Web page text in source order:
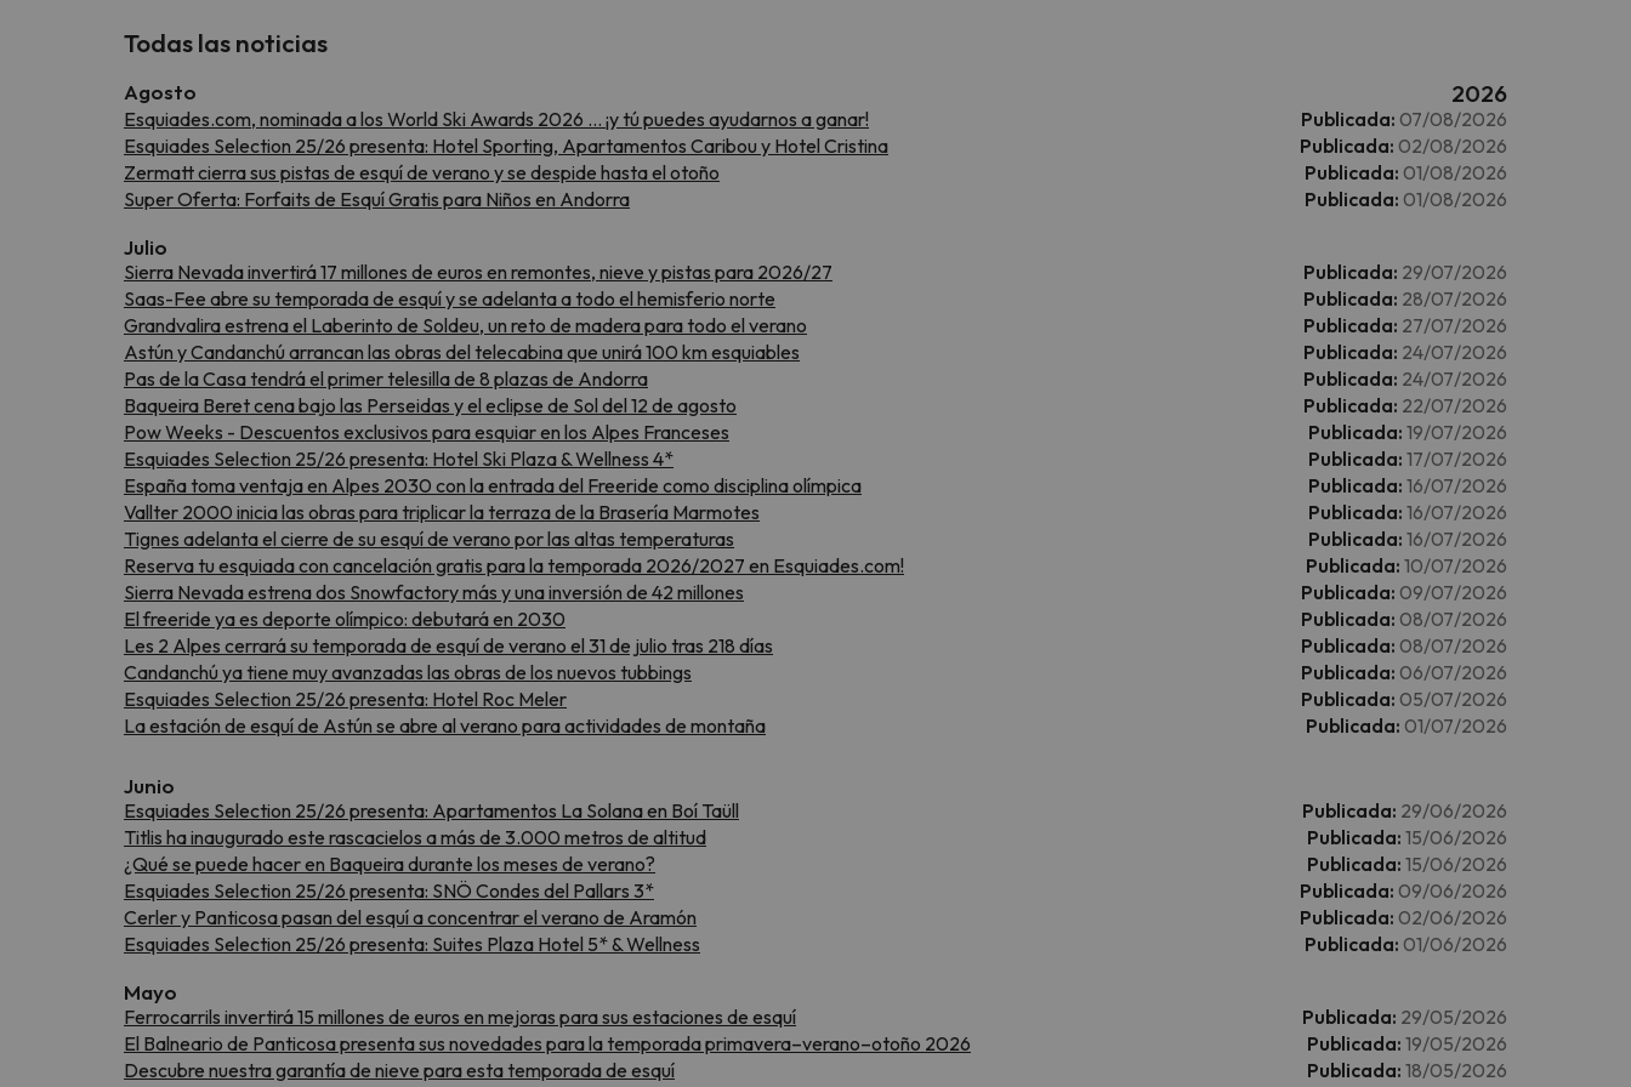
Todas las noticias
Agosto 2026
Esquiades.com, nominada a los World Ski Awards 2026 … ¡y tú puedes ayudarnos a ganar! Publicada: 07/08/2026
Esquiades Selection 25/26 presenta: Hotel Sporting, Apartamentos Caribou y Hotel Cristina
Publicada: 02/08/2026
Zermatt cierra sus pistas de esquí de verano y se despide hasta el otoño
Publicada: 01/08/2026
Super Oferta: Forfaits de Esquí Gratis para Niños en Andorra
Publicada: 01/08/2026
Julio
Sierra Nevada invertirá 17 millones de euros en remontes, nieve y pistas para 2026/27 Publicada: 29/07/2026
Saas-Fee abre su temporada de esquí y se adelanta a todo el hemisferio norte
Publicada: 28/07/2026
Grandvalira estrena el Laberinto de Soldeu, un reto de madera para todo el verano
Publicada: 27/07/2026
Astún y Candanchú arrancan las obras del telecabina que unirá 100 km esquiables
Publicada: 24/07/2026
Pas de la Casa tendrá el primer telesilla de 8 plazas de Andorra
Publicada: 24/07/2026
Baqueira Beret cena bajo las Perseidas y el eclipse de Sol del 12 de agosto
Publicada: 22/07/2026
Pow Weeks - Descuentos exclusivos para esquiar en los Alpes Franceses
Publicada: 19/07/2026
Esquiades Selection 25/26 presenta: Hotel Ski Plaza & Wellness 4*
Publicada: 17/07/2026
España toma ventaja en Alpes 2030 con la entrada del Freeride como disciplina olímpica
Publicada: 16/07/2026
Vallter 2000 inicia las obras para triplicar la terraza de la Brasería Marmotes
Publicada: 16/07/2026
Tignes adelanta el cierre de su esquí de verano por las altas temperaturas
Publicada: 16/07/2026
Reserva tu esquiada con cancelación gratis para la temporada 2026/2027 en Esquiades.com!
Publicada: 10/07/2026
Sierra Nevada estrena dos Snowfactory más y una inversión de 42 millones
Publicada: 09/07/2026
El freeride ya es deporte olímpico: debutará en 2030
Publicada: 08/07/2026
Les 2 Alpes cerrará su temporada de esquí de verano el 31 de julio tras 218 días
Publicada: 08/07/2026
Candanchú ya tiene muy avanzadas las obras de los nuevos tubbings
Publicada: 06/07/2026
Esquiades Selection 25/26 presenta: Hotel Roc Meler
Publicada: 05/07/2026
La estación de esquí de Astún se abre al verano para actividades de montaña
Publicada: 01/07/2026
Junio
Esquiades Selection 25/26 presenta: Apartamentos La Solana en Boí Taüll Publicada: 29/06/2026
Titlis ha inaugurado este rascacielos a más de 3.000 metros de altitud
Publicada: 15/06/2026
¿Qué se puede hacer en Baqueira durante los meses de verano?
Publicada: 15/06/2026
Esquiades Selection 25/26 presenta: SNÖ Condes del Pallars 3*
Publicada: 09/06/2026
Cerler y Panticosa pasan del esquí a concentrar el verano de Aramón
Publicada: 02/06/2026
Esquiades Selection 25/26 presenta: Suites Plaza Hotel 5* & Wellness
Publicada: 01/06/2026
Mayo
Ferrocarrils invertirá 15 millones de euros en mejoras para sus estaciones de esquí Publicada: 29/05/2026
El Balneario de Panticosa presenta sus novedades para la temporada primavera–verano–otoño 2026
Publicada: 19/05/2026
Descubre nuestra garantía de nieve para esta temporada de esquí
Publicada: 18/05/2026